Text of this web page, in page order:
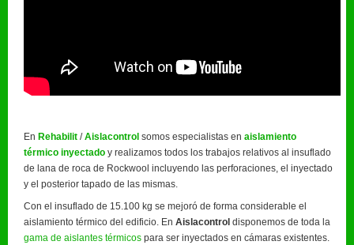
En Rehabilit /Aislacontrol somos especialistas en aislamiento
térmico inyectado y realizamos todos los trabajos relativos al insuflado
de lana de roca de Rockwool incluyendo las perforaciones, el inyectado
y el posterior tapado de las mismas.
Con el insuflado de 15.100 kg se mejoró de forma considerable el
aislamiento térmico del edificio. En Aislacontrol disponemos de toda la
gama de aislantes térmicos para ser inyectados en cámaras existentes.